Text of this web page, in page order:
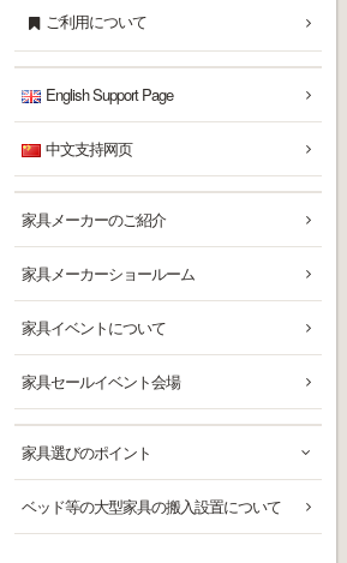
ご利用について
English Support Page
中文支持网页
家具メーカーのご紹介
家具メーカーショールーム
家具イベントについて
家具セールイベント会場
家具選びのポイント
ベッド等の大型家具の搬入設置について